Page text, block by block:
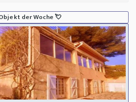
der Woche💘